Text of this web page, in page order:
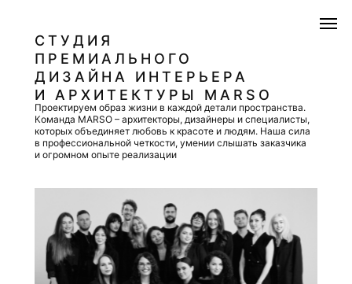
СТУДИЯ
ПРЕМИАЛЬНОГО
ДИЗАЙНА ИНТЕРЬЕРА
И АРХИТЕКТУРЫ MARSO
Проектируем образ жизни в каждой детали пространства.
Команда MARSO – архитекторы, дизайнеры и специалисты,
которых объединяет любовь к красоте и людям. Наша сила
в профессиональной четкости, умении слышать заказчика
и огромном опыте реализации